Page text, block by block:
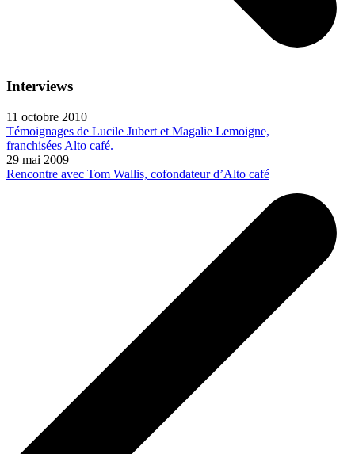
Interviews
11 octobre 2010
Témoignages de Lucile Jubert et Magalie Lemoigne,
franchisées Alto café.
29 mai 2009
Rencontre avec Tom Wallis, cofondateur d’Alto café